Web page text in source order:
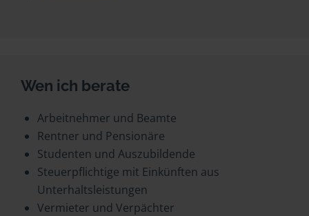
Wen ich berate
Arbeitnehmer und Beamte
Rentner und Pensionäre
Studenten und Auszubildende
Steuerpflichtige mit Einkünften aus
Unterhaltsleistungen
Vermieter und Verpächter